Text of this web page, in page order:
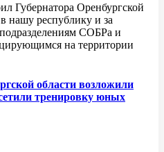
Губернатора Оренбургской
нашу республику и за
СОБРа и
на территории
области возложили
тренировку юных